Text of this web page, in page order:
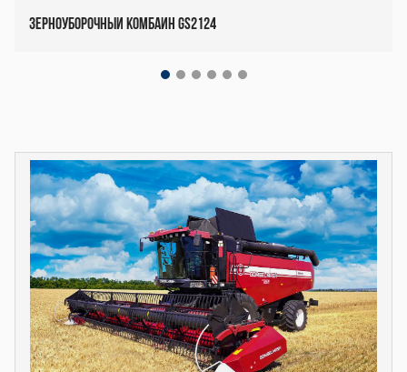
Зерноуборочный комбайн GS2124